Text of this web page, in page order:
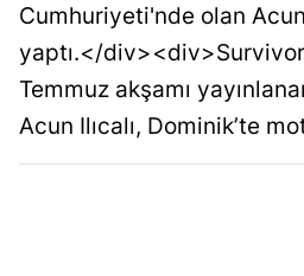
Cumhuriyeti'nde olan
yaptı.</div><div>Survivor
Temmuz akşamı
Acun Ilıcalı, Dominik’te